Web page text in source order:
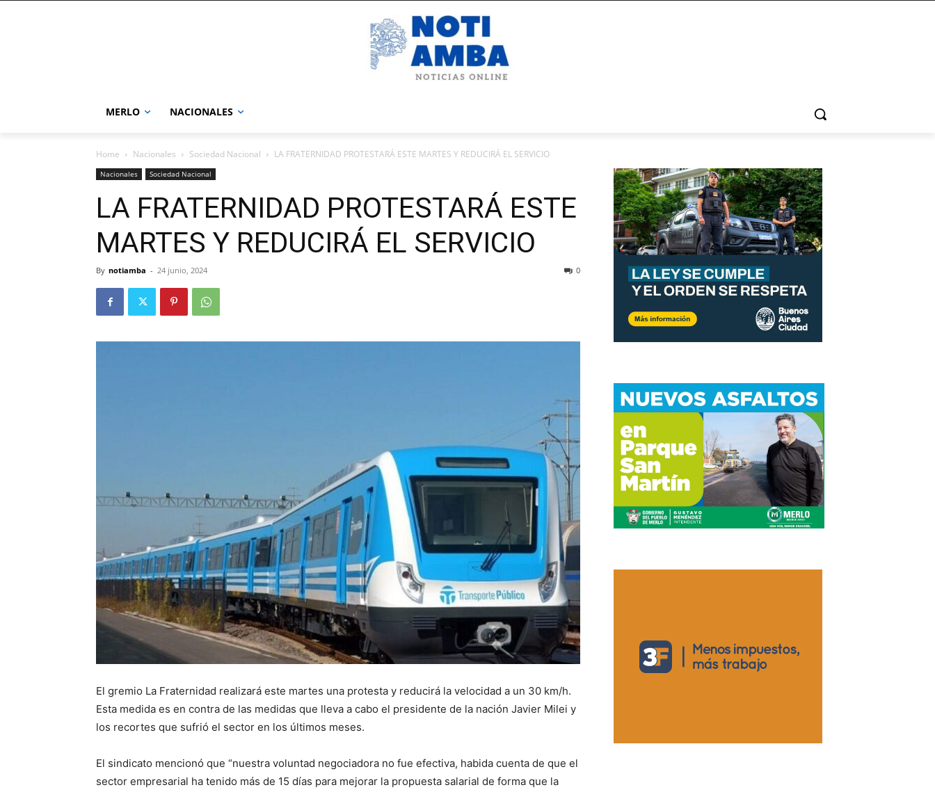
MERLO NACIONALES
Home Nacionales Sociedad Nacional LA FRATERNIDAD PROTESTARÁ ESTE MARTES Y REDUCIRÁ EL SERVICIO
Nacionales Sociedad Nacional
LA FRATERNIDAD PROTESTARÁ ESTE
MARTES Y REDUCIRÁ EL SERVICIO
By notiamba - 24 junio, 2024 0
El gremio La Fraternidad realizará este martes una protesta y reducirá la velocidad a un 30 km/h.
Esta medida es en contra de las medidas que lleva a cabo el presidente de la nación Javier Milei y
los recortes que sufrió el sector en los últimos meses.
El sindicato mencionó que “nuestra voluntad negociadora no fue efectiva, habida cuenta de que el
sector empresarial ha tenido más de 15 días para mejorar la propuesta salarial de forma que la